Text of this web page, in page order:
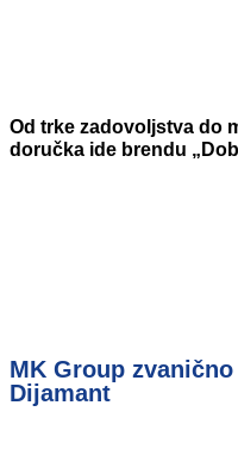
Od trke zadovoljstva do
doručka ide brendu
MK Group
Dijamant